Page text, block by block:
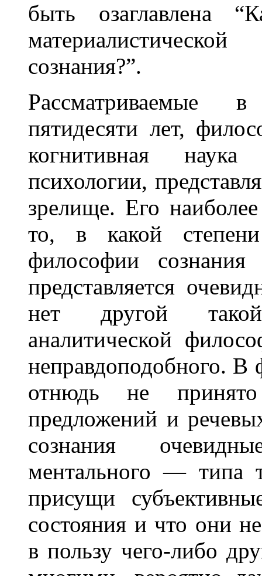
быть озаглавлена
сознания?”.
Рассматриваемые
пятидесяти лет,
когнитивная
психологии,
зрелище. Его
то, в какой
философии сознания
представляется
нет другой
аналитической
неправдоподобного. В
отнюдь не принято
предложений и
сознания
ментального — типа
присущи
состояния и что они
в пользу чего-либо